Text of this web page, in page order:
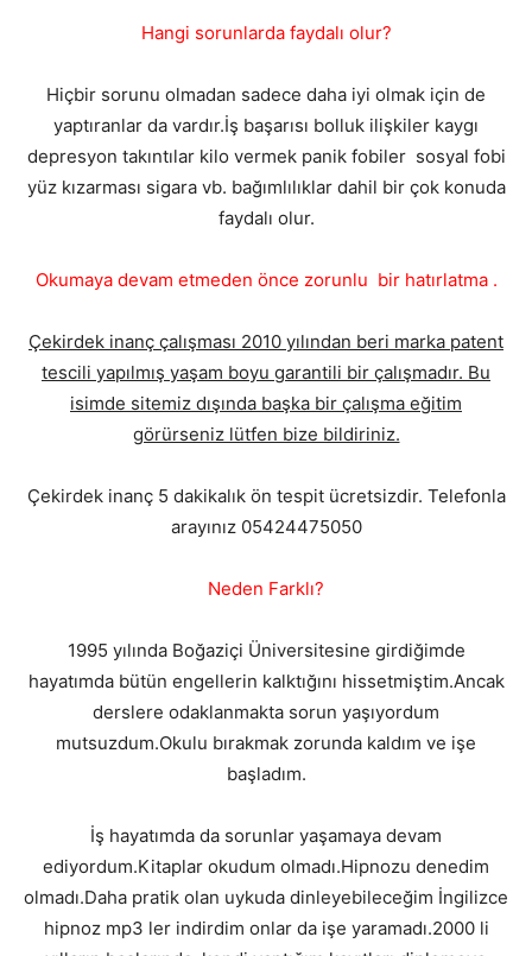
Hangi sorunlarda faydalı olur?
Hiçbir sorunu olmadan sadece daha iyi olmak için de
yaptıranlar da vardır.İş başarısı bolluk ilişkiler kaygı
depresyon takıntılar kilo vermek panik fobiler sosyal fobi
yüz kızarması sigara vb. bağımlılıklar dahil bir çok konuda
faydalı olur.
Okumaya devam etmeden önce zorunlu bir hatırlatma .
Çekirdek inanç çalışması 2010 yılından beri marka patent
tescili yapılmış yaşam boyu garantili bir çalışmadır. Bu
isimde sitemiz dışında başka bir çalışma eğitim
görürseniz lütfen bize bildiriniz.
Çekirdek inanç 5 dakikalık ön tespit ücretsizdir. Telefonla
arayınız 05424475050
Neden Farklı?
1995 yılında Boğaziçi Üniversitesine girdiğimde
hayatımda bütün engellerin kalktığını hissetmiştim.Ancak
derslere odaklanmakta sorun yaşıyordum
mutsuzdum.Okulu bırakmak zorunda kaldım ve işe
başladım.
İş hayatımda da sorunlar yaşamaya devam
ediyordum.Kitaplar okudum olmadı.Hipnozu denedim
olmadı.Daha pratik olan uykuda dinleyebileceğim İngilizce
hipnoz mp3 ler indirdim onlar da işe yaramadı.2000 li